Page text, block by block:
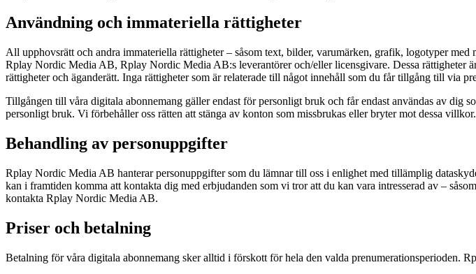
Användning och immateriella rättigheter
All upphovsrätt och andra immateriella rättigheter – såsom text, bilder, varumärken, grafik, logotyper
Rplay Nordic Media AB, Rplay Nordic Media AB:s leverantörer och/eller licensgivare. Dessa rättigheter
rättigheter och äganderätt. Inga rättigheter som är relaterade till något innehåll som du får tillgång till via
Tillgången till våra digitala abonnemang gäller endast för personligt bruk och får endast användas av
personligt bruk. Vi förbehåller oss rätten att stänga av konton som missbrukas eller bryter mot dessa villkor.
Behandling av personuppgifter
Rplay Nordic Media AB hanterar personuppgifter som du lämnar till oss i enlighet med tillämplig
kan i framtiden komma att kontakta dig med erbjudanden som vi tror att du kan vara intresserad av –
kontakta Rplay Nordic Media AB.
Priser och betalning
Betalning för våra digitala abonnemang sker alltid i förskott för hela den valda prenumerationsperioden.